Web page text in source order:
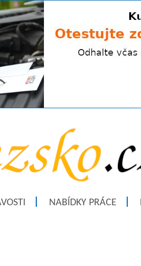
NABÍDKY PRÁCE